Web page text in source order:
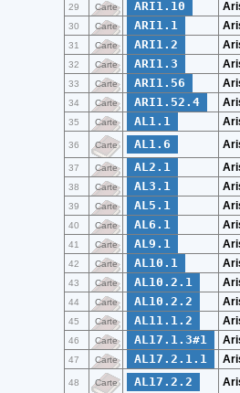
29 Carte ARI1.10
30 Carte ARI1.1
31 Carte ARI1.2
32 Carte ARI1.3
33 Carte ARI1.56
34 Carte ARI1.52.4
35 Carte AL1.1
36 Carte AL1.6
37 Carte AL2.1
38 Carte AL3.1
39 Carte AL5.1
40 Carte AL6.1
41 Carte AL9.1
42 Carte AL10.1
43 Carte AL10.2.1
44 Carte AL10.2.2
45 Carte AL11.1.2
46 Carte AL17.1.3#1
47 Carte AL17.2.1.1
48 Carte AL17.2.2